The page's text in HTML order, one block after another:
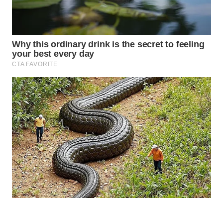
TIMUR
WN
WN
SOLO
WN
BOROBUDUR
WN
MADURA